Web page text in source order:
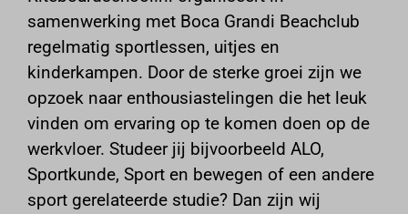
samenwerking met Boca Grandi Beachclub
regelmatig sportlessen, uitjes en
kinderkampen. Door de sterke groei zijn we
opzoek naar enthousiastelingen die het leuk
vinden om ervaring op te komen doen op de
werkvloer. Studeer jij bijvoorbeeld ALO,
Sportkunde, Sport en bewegen of een andere
sport gerelateerde studie? Dan zijn wij